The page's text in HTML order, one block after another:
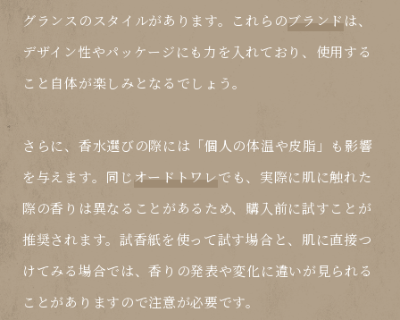
グランスのスタイルがあります。これらのブランド は、
デザイン性やパッケージにも力を入れており、使用する
こと自体が楽しみとなるでしょう。
さらに、香水選びの際には「個人の体温や皮脂」も影響
を与えます。同じオードトワレでも、実際に肌に触れた
際の香りは異なることがあるため、購入前に試すことが
推奨されます。試香紙を使って試す場合と、肌に直接つ
けてみる場合では、香りの発表や変化に違いが見られる
ことがありますので注意が必要です。